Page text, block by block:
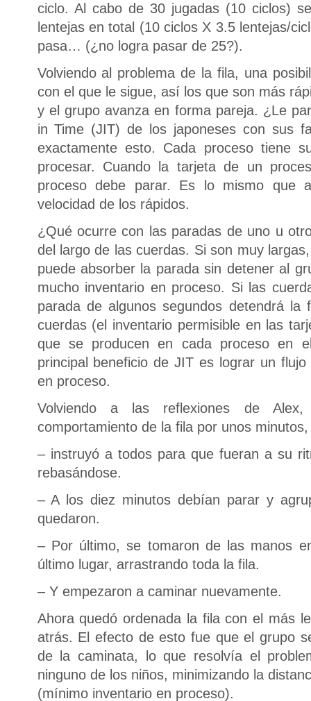
ciclo. Al cabo de 30 jugadas (10 ciclos)
lentejas en total (10 ciclos X 3.5 lentejas/
pasa… (¿no logra pasar de 25?).
Volviendo al problema de la fila, una
con el que le sigue, así los que son más
y el grupo avanza en forma pareja. ¿Le
in Time (JIT) de los japoneses con sus
exactamente esto. Cada proceso tiene
procesar. Cuando la tarjeta de un
proceso debe parar. Es lo mismo que
velocidad de los rápidos.
¿Qué ocurre con las paradas de uno u
del largo de las cuerdas. Si son muy
puede absorber la parada sin detener al
mucho inventario en proceso. Si las
parada de algunos segundos detendrá
cuerdas (el inventario permisible en las
que se producen en cada proceso en
principal beneficio de JIT es lograr un
en proceso.
Volviendo a las reflexiones de
comportamiento de la fila por unos
– instruyó a todos para que fueran a su
rebasándose.
– A los diez minutos debían parar y
quedaron.
– Por último, se tomaron de las manos
último lugar, arrastrando toda la fila.
– Y empezaron a caminar nuevamente.
Ahora quedó ordenada la fila con el más
atrás. El efecto de esto fue que el grupo
de la caminata, lo que resolvía el
ninguno de los niños, minimizando la
(mínimo inventario en proceso).